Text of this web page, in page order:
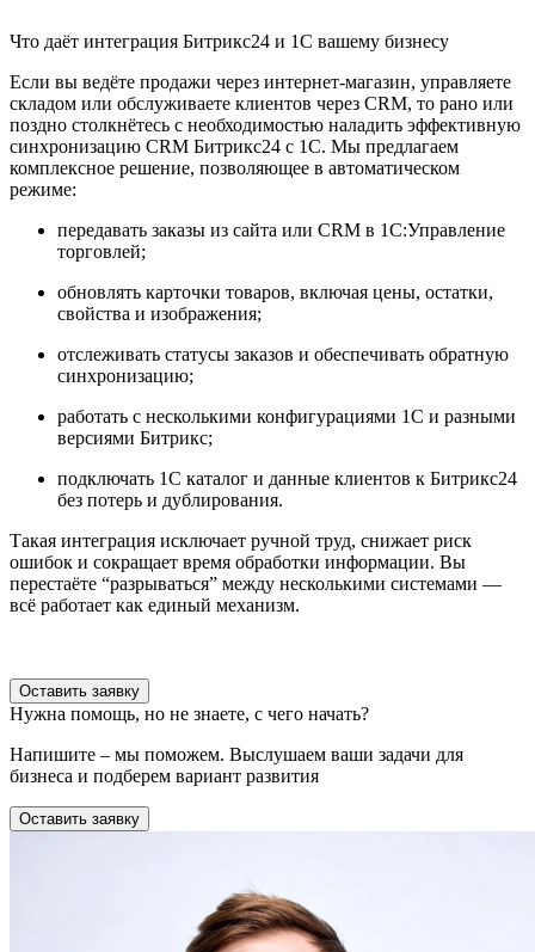
Что даёт интеграция Битрикс24 и 1С вашему бизнесу
Если вы ведёте продажи через интернет-магазин, управляете
складом или обслуживаете клиентов через CRM, то рано или
поздно столкнётесь с необходимостью наладить эффективную
синхронизацию CRM Битрикс24 с 1С. Мы предлагаем
комплексное решение, позволяющее в автоматическом
режиме:
передавать заказы из сайта или CRM в 1С:Управление
торговлей;
обновлять карточки товаров, включая цены, остатки,
свойства и изображения;
отслеживать статусы заказов и обеспечивать обратную
синхронизацию;
работать с несколькими конфигурациями 1С и разными
версиями Битрикс;
подключать 1С каталог и данные клиентов к Битрикс24
без потерь и дублирования.
Такая интеграция исключает ручной труд, снижает риск
ошибок и сокращает время обработки информации. Вы
перестаёте “разрываться” между несколькими системами —
всё работает как единый механизм.
Оставить заявку
Нужна помощь, но не знаете, с чего начать?
Напишите – мы поможем. Выслушаем ваши задачи для
бизнеса и подберем вариант развития
Оставить заявку